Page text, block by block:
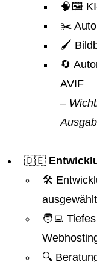
🧠🖼️
✂️
🖌️
🔄
AVIF
–
🇩🇪
🛠️
🧑‍💻
🔍